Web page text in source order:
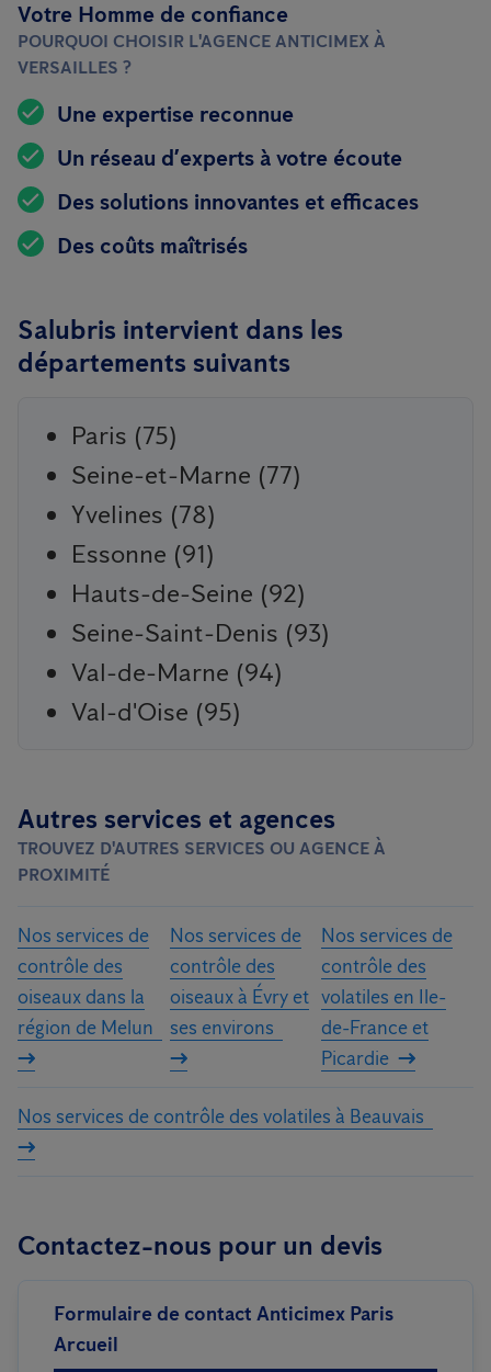
Votre Homme de confiance
POURQUOI CHOISIR L'AGENCE ANTICIMEX À
VERSAILLES ?
Une expertise reconnue
Un réseau d’experts à votre écoute
Des solutions innovantes et efficaces
Des coûts maîtrisés
Salubris intervient dans les
départements suivants
Paris (75)
Seine-et-Marne (77)
Yvelines (78)
Essonne (91)
Hauts-de-Seine (92)
Seine-Saint-Denis (93)
Val-de-Marne (94)
Val-d'Oise (95)
Autres services et agences
TROUVEZ D'AUTRES SERVICES OU AGENCE À
PROXIMITÉ
Nos services de
contrôle des
oiseaux dans la
région de Melun
Nos services de
contrôle des
oiseaux à Évry et
ses environs
Nos services de
contrôle des
volatiles en Ile-
de-France et
Picardie
Nos services de contrôle des volatiles à Beauvais
Contactez-nous pour un devis
Formulaire de contact Anticimex Paris
Arcueil